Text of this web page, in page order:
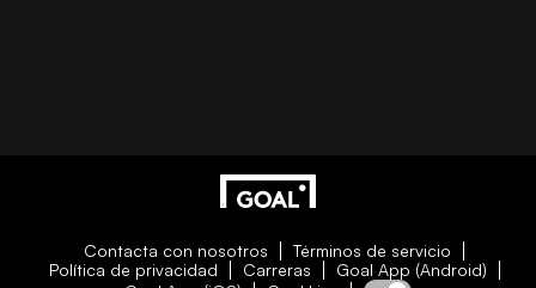
Contacta con nosotros
Términos de servicio
Política de privacidad
Carreras
Goal App (Android)